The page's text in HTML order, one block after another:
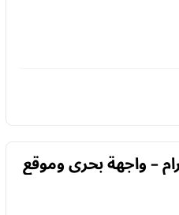
– واجهة بحري وموقع